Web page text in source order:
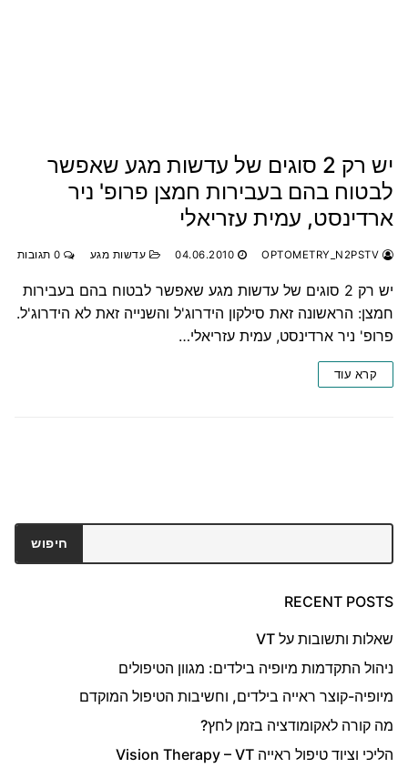
יש רק 2 סוגים של עדשות מגע שאפשר
לבטוח בהם בעבירות חמצן פרופ' ניר
ארדינסט, עמית עזריאלי
04.06.2010 עדשות מגע
יש רק 2 סוגים של עדשות מגע שאפשר לבטוח בהם בעבירות
חמצן: הראשונה זאת סילקון הידרוג'ל והשנייה זאת לא הידרוג'ל.
פרופ' ניר ארדינסט, עמית עזריאלי…
קרא עוד
חיפוש
RECENT POSTS
שאלות ותשובות על VT
ניהול התקדמות מיופיה בילדים: מגוון הטיפולים
מיופיה-קוצר ראייה בילדים, וחשיבות הטיפול המוקדם
מה קורה לאקומודציה בזמן לחץ?
הליכי וציוד טיפול ראייה Vision Therapy – VT